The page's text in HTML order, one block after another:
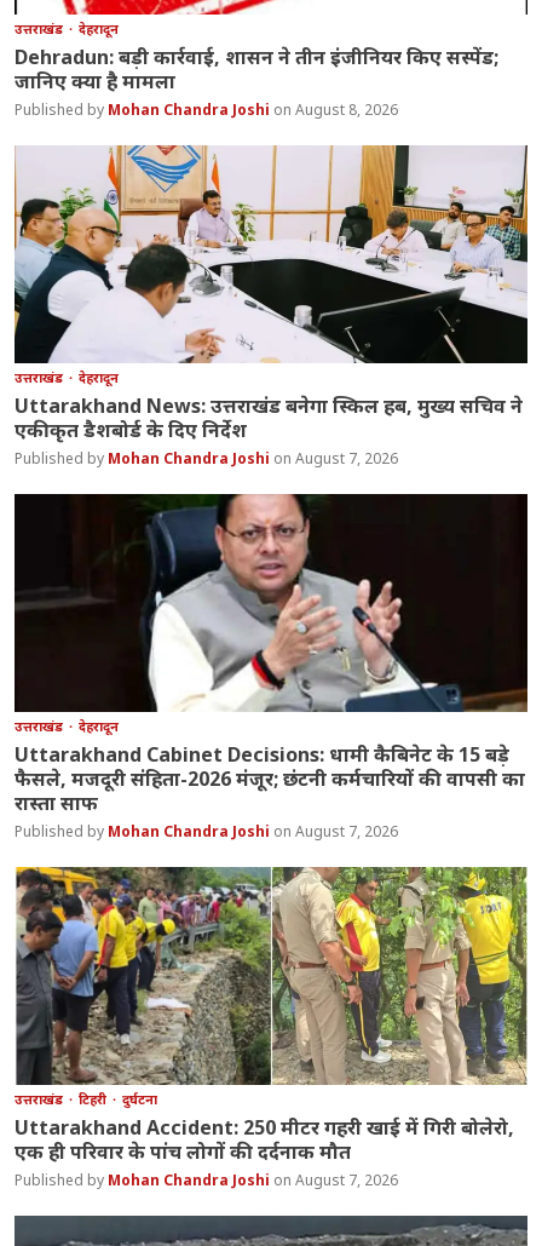
उत्तराखंड देहरादून
Dehradun: बड़ी कार्रवाई, शासन ने तीन इंजीनियर किए सस्पेंड;
जानिए क्या है मामला
Mohan Chandra Joshi August 8, 2026
उत्तराखंड देहरादून
Uttarakhand News: उत्तराखंड बनेगा स्किल हब, मुख्य सचिव ने
एकीकृत डैशबोर्ड के दिए निर्देश
Mohan Chandra Joshi August 7, 2026
उत्तराखंड देहरादून
Uttarakhand Cabinet Decisions: धामी कैबिनेट के 15 बड़े
फैसले, मजदूरी संहिता-2026 मंजूर; छंटनी कर्मचारियों की वापसी का
रास्ता साफ
Mohan Chandra Joshi August 7, 2026
उत्तराखंड टिहरी दुर्घटना
Uttarakhand Accident: 250 मीटर गहरी खाई में गिरी बोलेरो,
एक ही परिवार के पांच लोगों की दर्दनाक मौत
Mohan Chandra Joshi August 7, 2026